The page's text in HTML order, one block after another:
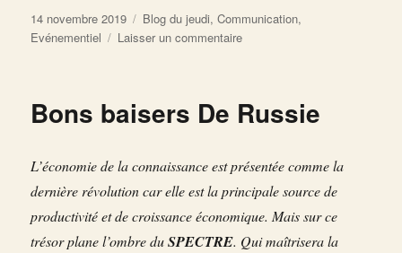
Publié
le
14 novembre 2019 Catégories
Blog du jeudi,Communication,
Evénementiel
Laisser un commentairesur
l’éternel
Bons baisers De Russie
L’économie de la connaissance est présentée comme la
dernière révolution car elle est la principale source de
productivité et de croissance économique. Mais sur ce
trésor plane l’ombre duSPECTRE. Qui maîtrisera la